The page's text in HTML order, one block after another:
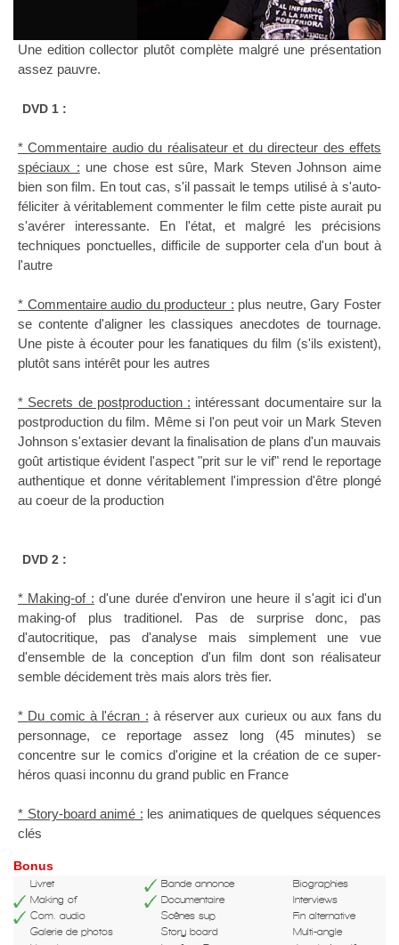
Une edition collector plutôt complète malgré une présentation
assez pauvre.
DVD 1 :
* Commentaire audio du réalisateur et du directeur des effets
spéciaux : une chose est sûre, Mark Steven Johnson aime
bien son film. En tout cas, s'il passait le temps utilisé à s'auto-
féliciter à véritablement commenter le film cette piste aurait pu
s'avérer interessante. En l'état, et malgré les précisions
techniques ponctuelles, difficile de supporter cela d'un bout à
l'autre
* Commentaire audio du producteur : plus neutre, Gary Foster
se contente d'aligner les classiques anecdotes de tournage.
Une piste à écouter pour les fanatiques du film (s'ils existent),
plutôt sans intérêt pour les autres
* Secrets de postproduction : intéressant documentaire sur la
postproduction du film. Même si l'on peut voir un Mark Steven
Johnson s'extasier devant la finalisation de plans d'un mauvais
goût artistique évident l'aspect "prit sur le vif" rend le reportage
authentique et donne véritablement l'impression d'être plongé
au coeur de la production
DVD 2 :
* Making-of : d'une durée d'environ une heure il s'agit ici d'un
making-of plus traditionel. Pas de surprise donc, pas
d'autocritique, pas d'analyse mais simplement une vue
d'ensemble de la conception d'un film dont son réalisateur
semble décidement très mais alors très fier.
* Du comic à l'écran : à réserver aux curieux ou aux fans du
personnage, ce reportage assez long (45 minutes) se
concentre sur le comics d'origine et la création de ce super-
héros quasi inconnu du grand public en France
* Story-board animé : les animatiques de quelques séquences
clés
Bonus
Livret Bande annonce
Biographies
Making of
Documentaire
Interviews
Com. audio
Scènes sup
Fin alternative
Galerie de photos
Story board
Multi-angle